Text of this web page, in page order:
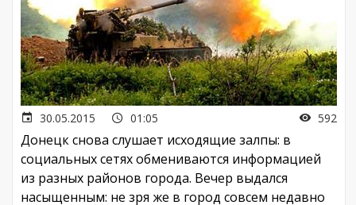
30.05.2015 01:05 592
Донецк снова слушает исходящие залпы: в
социальных сетях обмениваются информацией
из разных районов города. Вечер выдался
насыщенным: не зря же в город совсем недавно